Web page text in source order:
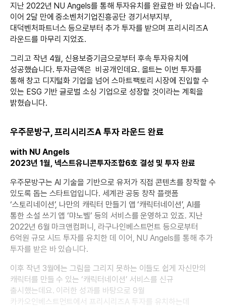
지난 2022년 NU Angels를 통해 투자유치를 완료한 바 있습니다.
이어 2달 만에 중소벤처기업진흥공단 경기서부지부,
대덕벤처파트너스 등으로부터 추가 투자를 받으며 프리시리즈A
라운드를 마무리 지었죠.
그리고 작년 4월, 신용보증기금으로부터 후속 투자유치에
성공했습니다. 투자금액은 비공개인데요. 올트는 이번 투자를
통해 창고 디지털화 기업을 넘어 스마트팩토리 시장에 진입할 수
있는 ESG 기반 글로벌 소싱 기업으로 성장할 것이라는 계획을
밝혔습니다.
우주문방구, 프리시리즈A 투자 라운드 완료
with NU Angels
2023년 1월, 넥스트유니콘투자조합6호 결성 및 투자 완료
우주문방구는 AI 기술을 기반으로 유저가 직접 콘텐츠를 창작할 수
있도록 돕는 스타트업입니다. 세계관 공동 창작 플랫폼
‘스토리네이션’, 나만의 캐릭터 만들기 앱 ‘캐릭터네이션’, AI를
통한 소설 쓰기 앱 ‘먀노벨’ 등의 서비스를 운영하고 있죠. 지난
2022년 6월 마크앤컴퍼니, 라구나인베스트먼트 등으로부터
6억원 규모 시드 투자를 유치한 데 이어, NU Angels를 통해 추가
투자를 받은 바 있습니다.
이후 작년 3월에는 그림을 그리지 못하는 이들도 쉽게 자신만의
캐릭터를 만들 수 있는 ‘캐릭터네이션’ 서비스를 신규
출시했는데요. 이러한 성과를 바탕으로 9월
카카오인베스트먼트에서 프리시리즈A 투자를 유치하는데